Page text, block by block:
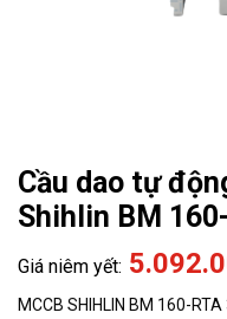
Cầu dao tự
Shihlin BM
MCCB SHIHLIN BM 160-